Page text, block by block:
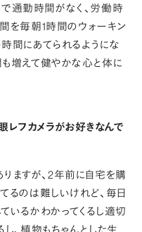
通勤時間がなく、労働時
を毎朝1時間のウォーキン
間にあてられるようにな
増えて健やかな心と体に
フカメラがお好きなんで
ますが、2年前に自宅を購
るのは難しいけれど、毎日
いるかわかってくるし適切